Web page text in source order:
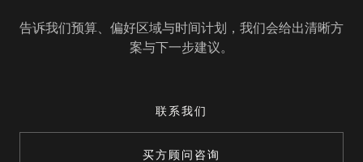
告诉我们预算、偏好区域与时间计划，我们会给出清晰方
案与下一步建议。
联系我们
买方顾问咨询